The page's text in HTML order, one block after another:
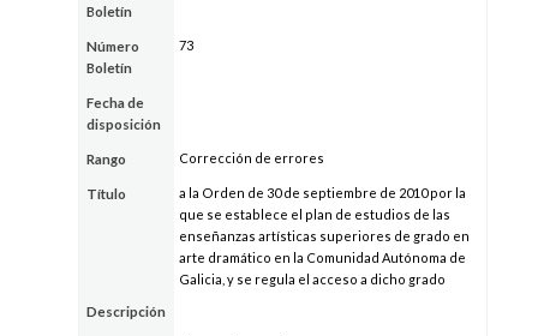
Boletín
Número
Boletín
73
Fecha de
disposición
Rango Corrección de errores
Título
a la Orden de 30 de septiembre de 2010 por la
que se establece el plan de estudios de las
enseñanzas artísticas superiores de grado en
arte dramático en la Comunidad Autónoma de
Galicia, y se regula el acceso a dicho grado
Descripción